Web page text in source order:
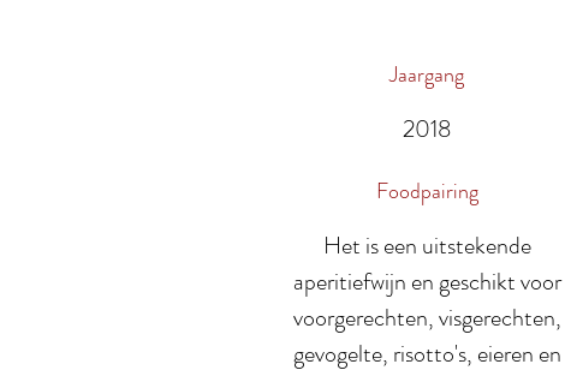
Jaargang
2018
Foodpairing
Het is een uitstekende
aperitiefwijn en geschikt voor
voorgerechten, visgerechten,
gevogelte, risotto's, eieren en